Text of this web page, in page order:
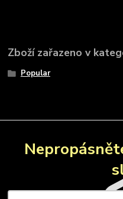
Zboží zařazeno v
Popular